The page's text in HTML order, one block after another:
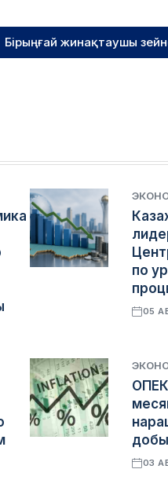
Бірыңғай жинақтаушы
по
05
03